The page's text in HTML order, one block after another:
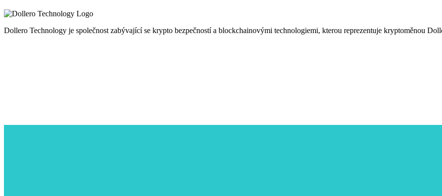
Dollero Technology je společnost zabývající se krypto bezpečností a blockchainovými technologiemi, kterou reprezentuje kryptoměnou